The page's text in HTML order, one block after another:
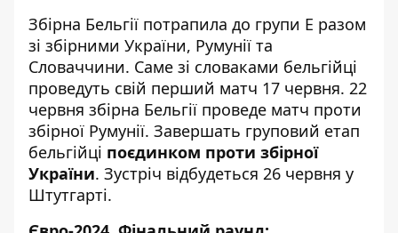
Збірна Бельгії потрапила до групи E разом
зі збірними України, Румунії та
Словаччини. Саме зі словаками бельгійці
проведуть свій перший матч 17 червня. 22
червня збірна Бельгії проведе матч проти
збірної Румунії. Завершать груповий етап
бельгійці поєдинком проти збірної
України. Зустріч відбудеться 26 червня у
Штутгарті.